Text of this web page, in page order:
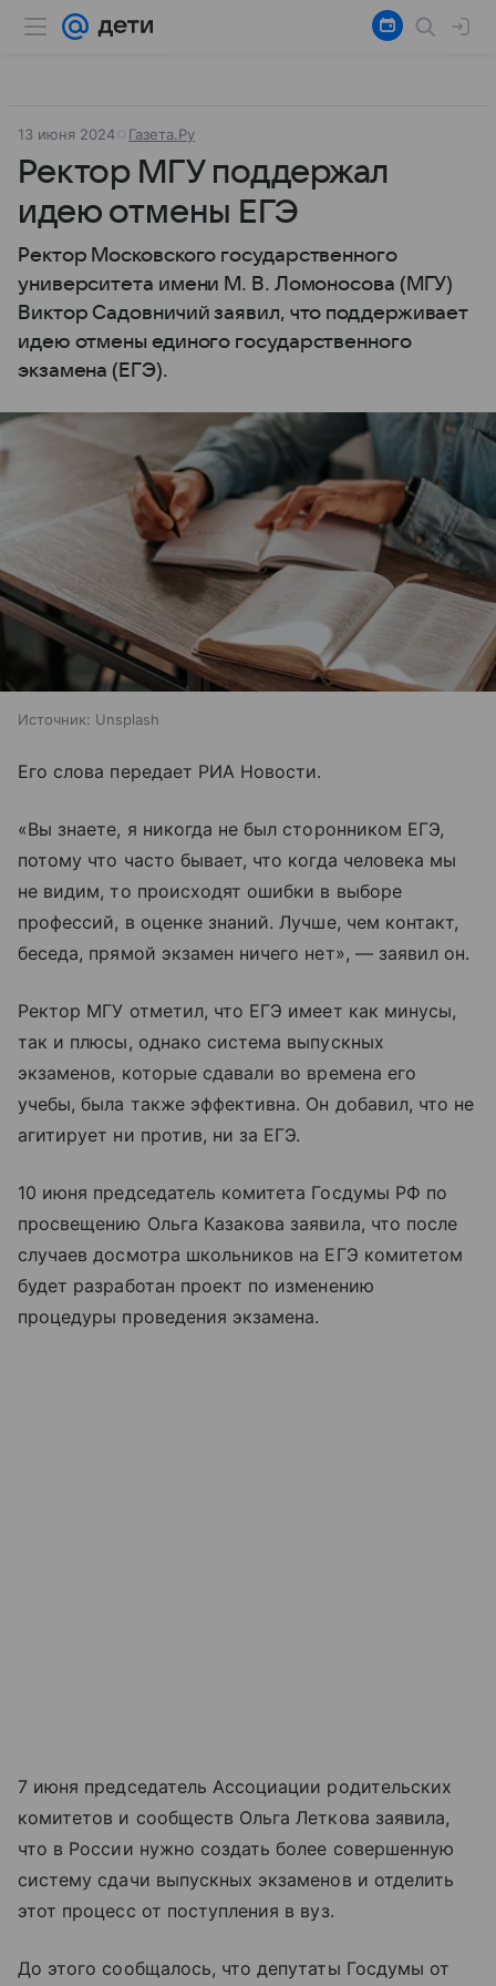
13 июня 2024 Газета.Ру
Ректор МГУ поддержал
идею отмены ЕГЭ
Ректор Московского государственного
университета имени М. В. Ломоносова (МГУ)
Виктор Садовничий заявил, что поддерживает
идею отмены единого государственного
экзамена (ЕГЭ).
Источник: Unsplash
Его слова передает РИА Новости.
«Вы знаете, я никогда не был сторонником ЕГЭ,
потому что часто бывает, что когда человека мы
не видим, то происходят ошибки в выборе
профессий, в оценке знаний. Лучше, чем контакт,
беседа, прямой экзамен ничего нет», — заявил он.
Ректор МГУ отметил, что ЕГЭ имеет как минусы,
так и плюсы, однако система выпускных
экзаменов, которые сдавали во времена его
учебы, была также эффективна. Он добавил, что не
агитирует ни против, ни за ЕГЭ.
10 июня председатель комитета Госдумы РФ по
просвещению Ольга Казакова заявила, что после
случаев досмотра школьников на ЕГЭ комитетом
будет разработан проект по изменению
процедуры проведения экзамена.
7 июня председатель Ассоциации родительских
комитетов и сообществ Ольга Леткова заявила,
что в России нужно создать более совершенную
систему сдачи выпускных экзаменов и отделить
этот процесс от поступления в вуз.
До этого сообщалось, что депутаты Госдумы от